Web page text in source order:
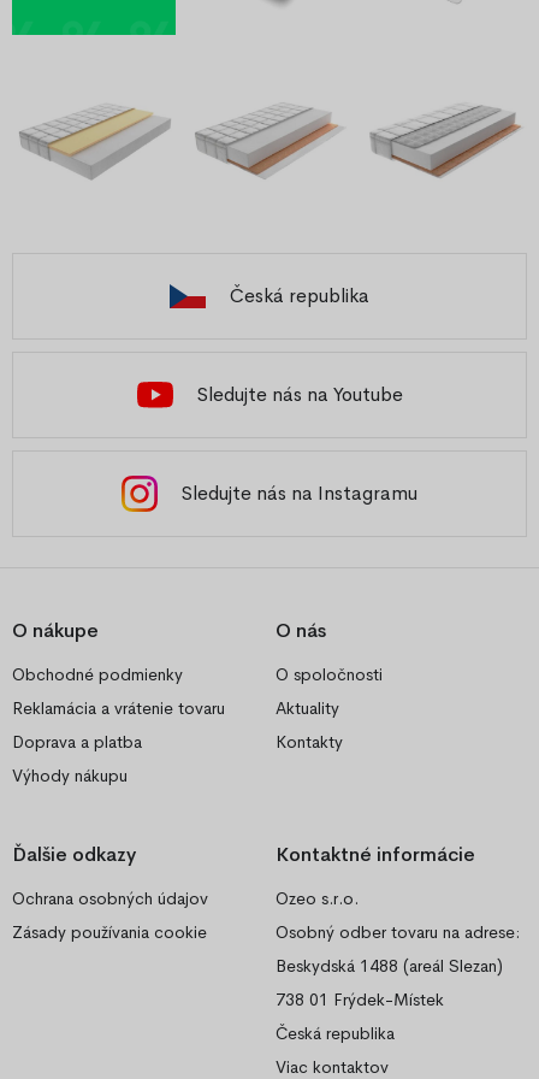
Česká republika
Sledujte nás na Youtube
Sledujte nás na Instagramu
O nákupe
Obchodné podmienky
Reklamácia a vrátenie tovaru
Doprava a platba
Výhody nákupu
O nás
O spoločnosti
Aktuality
Kontakty
Ďalšie odkazy
Ochrana osobných údajov
Zásady používania cookie
Kontaktné informácie
Ozeo s.r.o.
Osobný odber tovaru na adrese:
Beskydská 1488 (areál Slezan)
738 01 Frýdek-Místek
Česká republika
Viac kontaktov